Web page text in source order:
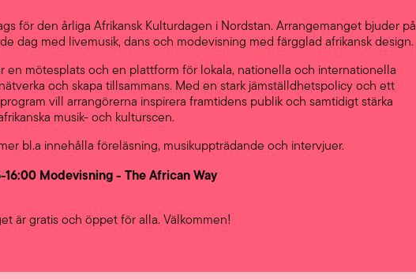
för den årliga Afrikansk Kulturdagen i Nordstan. Arrangemanget bjuder på
dag med livemusik, dans och modevisning med färgglad afrikansk design.
en mötesplats och en plattform för lokala, nationella och internationella
och skapa tillsammans. Med en stark jämställdhetspolicy och ett
vill arrangörerna inspirera framtidens publik och samtidigt stärka
musik- och kulturscen.
bl.a innehålla föreläsning, musikuppträdande och intervjuer.
16:00 Modevisning - The African Way
är gratis och öppet för alla. Välkommen!